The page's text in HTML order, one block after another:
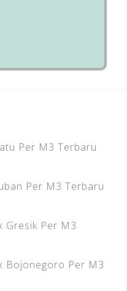
Per M3 Terbaru
Per M3 Terbaru
Gresik Per M3
Bojonegoro Per M3